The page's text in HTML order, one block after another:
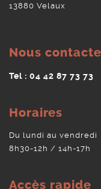
13880 Velaux
Nous
Tel : 04 42 87 73 73
Horaires
Du lundi au vendredi
8h30-12h / 14h-17h
Accès rapide